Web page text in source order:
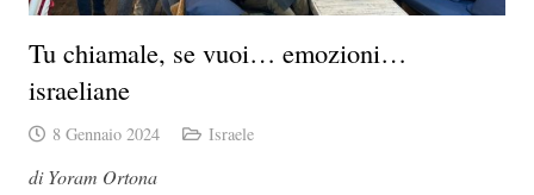
Tu chiamale, se vuoi… emozioni…
israeliane
8 Gennaio 2024 Israele
di Yoram Ortona